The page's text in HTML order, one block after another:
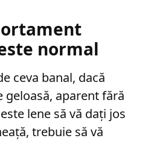
normal
ceva banal, dacă
geloasă, aparent fără
lene să vă dați jos
trebuie să vă